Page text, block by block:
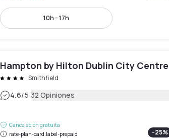
10h - 17h
Hampton by Hilton Dublin City Centre
Smithfield
4.6/5|32 Opiniones
Cancelación gratuita
rate-plan-card.label-prepaid
-25%